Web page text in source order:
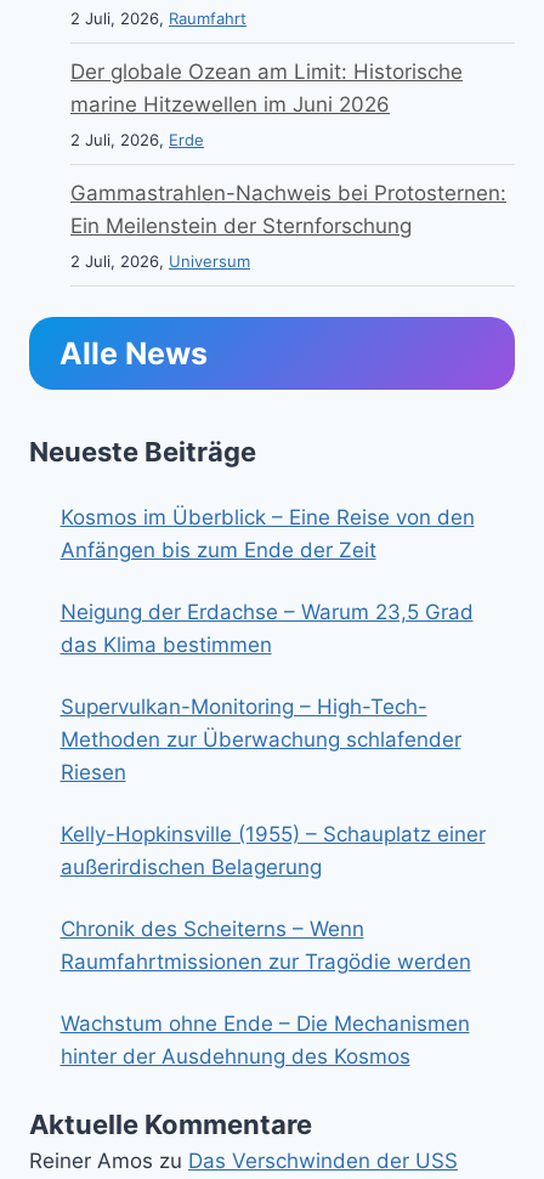
2 Juli, 2026, Raumfahrt
Der globale Ozean am Limit: Historische
marine Hitzewellen im Juni 2026
2 Juli, 2026, Erde
Gammastrahlen-Nachweis bei Protosternen:
Ein Meilenstein der Sternforschung
2 Juli, 2026, Universum
Alle News
Neueste Beiträge
Kosmos im Überblick – Eine Reise von den
Anfängen bis zum Ende der Zeit
Neigung der Erdachse – Warum 23,5 Grad
das Klima bestimmen
Supervulkan-Monitoring – High-Tech-
Methoden zur Überwachung schlafender
Riesen
Kelly-Hopkinsville (1955) – Schauplatz einer
außerirdischen Belagerung
Chronik des Scheiterns – Wenn
Raumfahrtmissionen zur Tragödie werden
Wachstum ohne Ende – Die Mechanismen
hinter der Ausdehnung des Kosmos
Aktuelle Kommentare
Reiner Amos zu Das Verschwinden der USS